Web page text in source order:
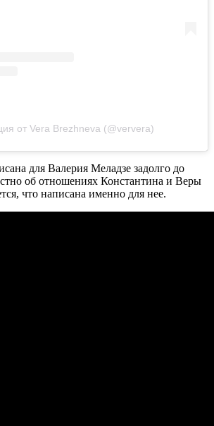
от Vera Brezhneva (@ververa)
для Валерия Меладзе задолго до
об отношениях Константина и Веры
что написана именно для нее.